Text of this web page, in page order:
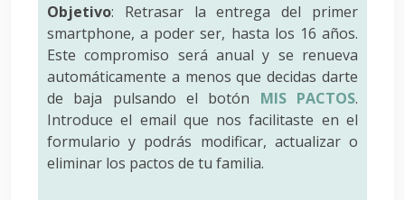
Objetivo: Retrasar la entrega del primer
smartphone, a poder ser, hasta los 16 años.
Este compromiso será anual y se renueva
automáticamente a menos que decidas darte
de baja pulsando el botón MIS PACTOS.
Introduce el email que nos facilitaste en el
formulario y podrás modificar, actualizar o
eliminar los pactos de tu familia.